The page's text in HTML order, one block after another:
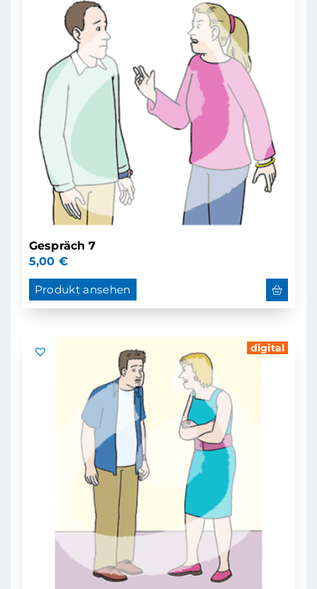
Gespräch 7
5,00 €
Produkt ansehen
digital